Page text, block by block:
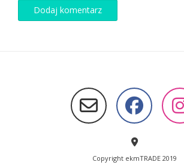
Copyright ekmTRADE 2019